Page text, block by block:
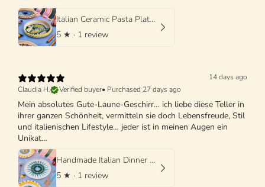
Italian Ceramic Pasta Plate 25cm | Handmade Design "One of a kind"
5 ★ · 1 review
14 days ago
Claudia H.
Verified buyer• Purchased 27 days ago
Mein absolutes Gute-Laune-Geschirr… ich liebe diese Teller in
ihrer ganzen Schönheit, vermitteln sie doch Lebensfreude, Stil
und italienischen Lifestyle… jeder ist in meinen Augen ein
Unikat…
Handmade Italian Dinner Plate 27 cm | Large Ceramic Plate
5 ★ · 1 review